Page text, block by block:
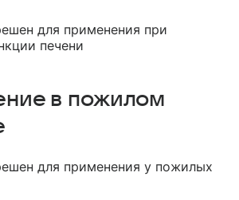
для применения при
печени
в пожилом
для применения у пожилых